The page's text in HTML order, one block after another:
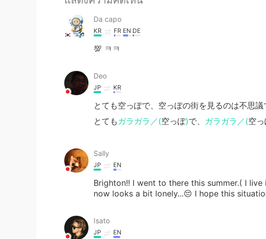
Da capo
KR FR EN DE
💯 ㅋㅋ
Deo
JP KR
とても空っぽで、空っぽの街を見るのは不思議
とても ガラガラ／(空っぽ)で、 ガラガラ／(空
Sally
JP EN
Brighton!! I went to there this summer.( I
now looks a bit lonely...😔 I hope this
Isato
JP EN